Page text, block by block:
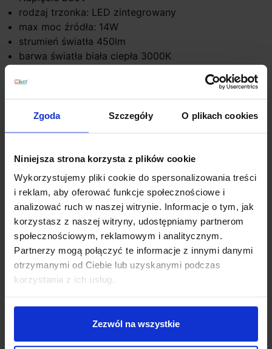
Zgoda Szczegóły O plikach cookies
Niniejsza strona korzysta z plików cookie
Wykorzystujemy pliki cookie do spersonalizowania treści
i reklam, aby oferować funkcje społecznościowe i
analizować ruch w naszej witrynie. Informacje o tym, jak
korzystasz z naszej witryny, udostępniamy partnerom
społecznościowym, reklamowym i analitycznym.
Partnerzy mogą połączyć te informacje z innymi danymi
otrzymanymi od Ciebie lub uzyskanymi podczas
korzystania z ich usług.
Zezwól na wszystkie
rodzaj trzonka: LED zintegrowany
max moc źródła: 14W
strumień światła 450lm
barwa światła biała ciepła 3000K
kolor lampy: szary i odcienie szarości
materiał: aluminium
IP: 54
Szczegóły produktu
Zobacz także